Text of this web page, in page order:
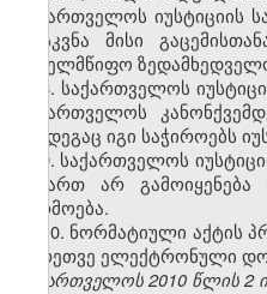
საქართველოს
დასკვნა მისი
სახელმწიფო
8. საქართველოს
საქართველოს
შემდეგაც იგი საჭიროებს
9. საქართველოს
მიმართ არ
წარმოება.
10. ნორმატიული აქტის
აგრეთვე ელექტრონული
საქართველოს 2010 წლის 2